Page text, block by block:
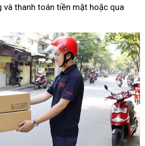
và thanh toán tiền mặt hoặc qua